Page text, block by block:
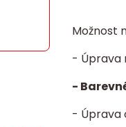
Možnost
- Úprava
-
- Úprava